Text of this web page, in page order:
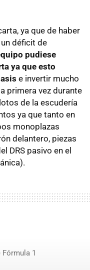
ya que de haber
déficit de
pudiese
ya que esto
e invertir mucho
primera vez durante
de la escudería
ya que tanto en
monoplazas
delantero, piezas
DRS pasivo en el
Fórmula 1